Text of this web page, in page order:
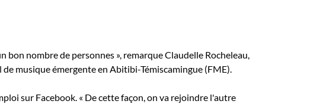
nombre de personnes », remarque Claudelle Rocheleau,
musique émergente en Abitibi-Témiscamingue (FME).
sur Facebook. « De cette façon, on va rejoindre l'autre